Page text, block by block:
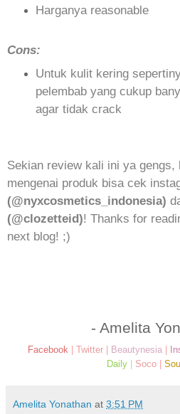
Harganya reasonable
Cons:
Untuk kulit kering
pelembab yang cukup
agar tidak crack
Sekian review kali ini ya gengs,
mengenai produk bisa cek
(@nyxcosmetics_indonesia)
(@clozetteid)! Thanks for
next blog! ;)
- Amelita
Facebook| Twitter| Beautynesia|
Daily| Soco
Amelita Yonathan at 3:51 PM